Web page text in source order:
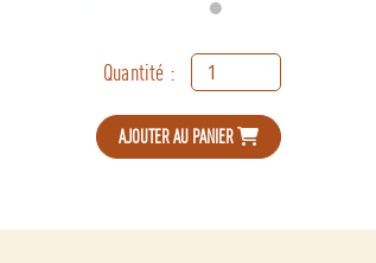
•
Quantité :
AJOUTER AU PANIER